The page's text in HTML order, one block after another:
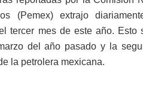
(Pemex) extrajo
tercer mes de este año.
del año pasado y la
la petrolera mexicana.